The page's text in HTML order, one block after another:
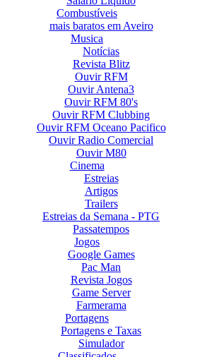
Combustíveis
mais baratos em Aveiro
Musica
Notícias
Revista Blitz
Ouvir RFM
Ouvir Antena3
Ouvir RFM 80's
Ouvir RFM Clubbing
Ouvir RFM Oceano Pacifico
Ouvir Radio Comercial
Ouvir M80
Cinema
Estreias
Artigos
Trailers
Estreias da Semana - PTG
Passatempos
Jogos
Google Games
Pac Man
Revista Jogos
Game Server
Farmerama
Portagens
Portagens e Taxas
Simulador